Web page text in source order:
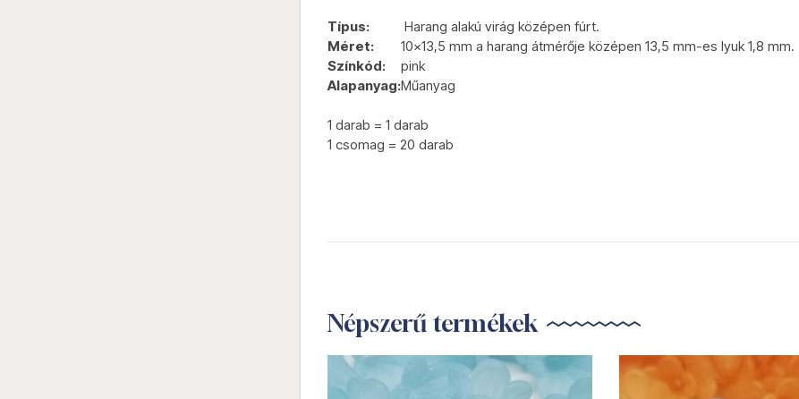
Típus:
Harang alakú virág középen fúrt.
Méret:
10x13,5 mm a harang átmérője középen 13,5 mm-es lyuk 1,8 mm.
Színkód:
pink
Alapanyag:Műanyag
1 darab = 1 darab
1 csomag = 20 darab
Népszerű termékek